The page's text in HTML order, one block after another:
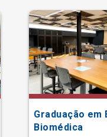
Graduação em
Biomédica